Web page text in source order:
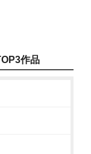
作品